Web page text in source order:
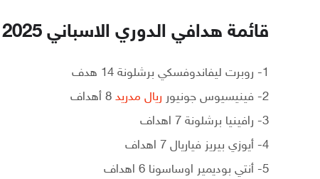
قائمة هدافي الدوري الاسباني 2025
1- روبرت ليفاندوفسكي برشلونة 14 هدف
2- فينيسيوس جونيور
ريال مدريد
3- رافينيا برشلونة 7 اهداف
4- أيوزي بيريز فياريال 7 اهداف
5- أنتي بوديمير اوساسونا 6 اهداف